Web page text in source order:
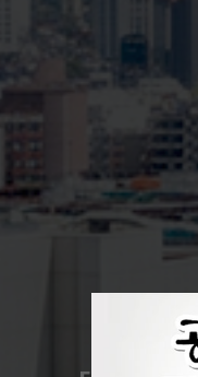
지역사회에 기
대
외과